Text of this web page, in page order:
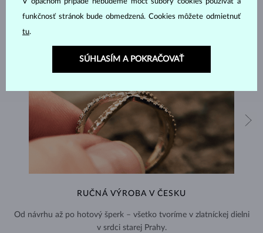
RUČNÁ VÝROBA V ČESKU
Od návrhu až po hotový šperk – všetko tvoríme v zlatníckej dielni
v srdci starej Prahy.
funkčnosť stránok bude obmedzená. Cookies môžete odmietnuť
tu.
SÚHLASÍM A POKRAČOVAŤ